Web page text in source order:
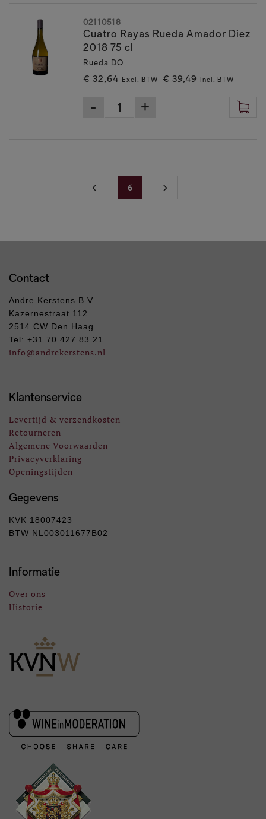
Cuatro Rayas Rueda Amador Diez
2018 75 cl
Rueda DO
€ 32,64 Excl. BTW € 39,49 Incl. BTW
02110518
6
Contact
Andre Kerstens B.V.
Kazernestraat 112
2514 CW Den Haag
Tel: +31 70 427 83 21
info@andrekerstens.nl
Klantenservice
Levertijd & verzendkosten
Retourneren
Algemene Voorwaarden
Privacyverklaring
Openingstijden
Gegevens
KVK 18007423
BTW NL003011677B02
Informatie
Over ons
Historie